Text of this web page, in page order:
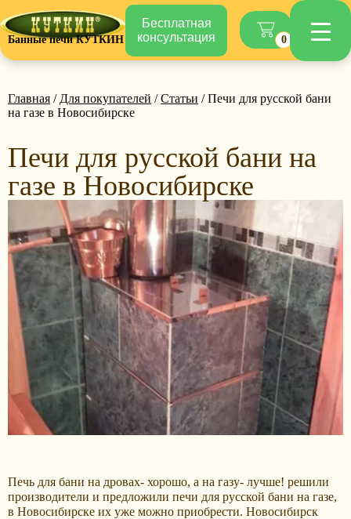
Банные печи КУТКИН
Бесплатная
консультация
0
Главная / Для покупателей /Статьи / Печи для русской бани
на газе в Новосибирске
Печи для русской бани на
газе в Новосибирске
Печь для бани на дровах- хорошо, а на газу- лучше! решили
производители и предложили печи для русской бани на газе,
в Новосибирске их уже можно приобрести. Новосибирск